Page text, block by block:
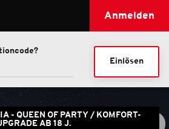
Anmelden
Einlösen
- QUEEN OF PARTY / KOMFORT-
AB 18 J.